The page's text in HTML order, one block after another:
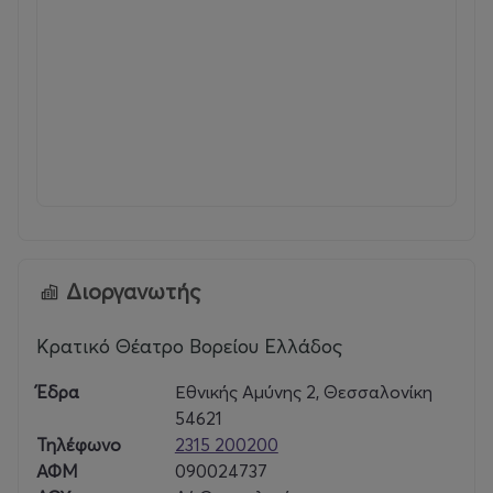
Πώς δημιουργείται μια παράσταση;
Πώς ένα τραγούδι, ένα κοστούμι, μια δέσμη φωτός
πλέκουν το νήμα μιας ιστορίας;
Ποιοι είναι οι αθέατοι πρωταγωνιστές των
παρασκηνίων; Τι δουλειά κάνει ο ηχολήπτης, ο
Διοργανωτής
Κρατικό Θέατρο Βορείου Ελλάδος
Έδρα
Εθνικής Αμύνης 2, Θεσσαλονίκη
54621
Τηλέφωνο
2315 200200
ΑΦΜ
090024737